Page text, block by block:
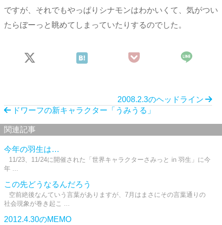
ですが、それでもやっぱりシナモンはわかいくて、気がつい
たらぼーっと眺めてしまっていたりするのでした。
2008.2.3のヘッドライン
ドワーフの新キャラクター「うみうる」
関連記事
今年の羽生は…
11/23、11/24に開催された「世界キャラクターさみっと in 羽生」に今
年 ...
この先どうなるんだろう
空前絶後なんていう言葉がありますが、7月はまさにその言葉通りの
社会現象が巻き起こ ...
2012.4.30のMEMO